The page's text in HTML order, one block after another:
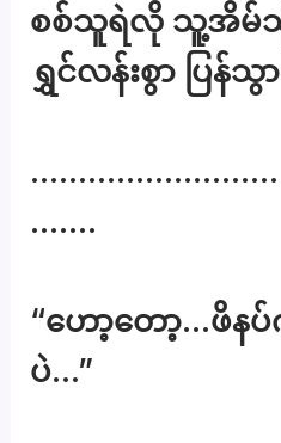
စစ်သူရဲလို သူ့အိမ်သို့
ရွှင်လန်းစွာ ပြန်
…….
“ဟော့တော့…ဖိနပ်
ပဲ…”